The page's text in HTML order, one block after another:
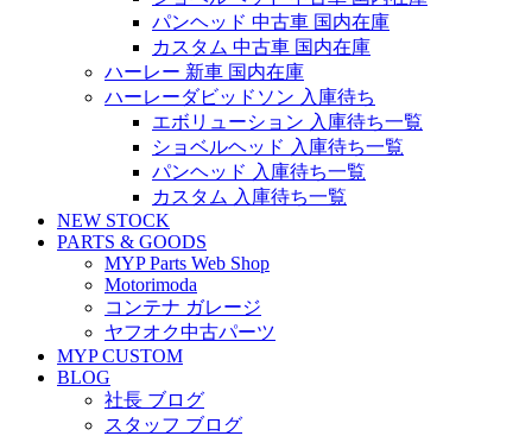
パンヘッド 中古車 国内在庫
カスタム 中古車 国内在庫
ハーレー 新車 国内在庫
ハーレーダビッドソン 入庫待ち
エボリューション 入庫待ち一覧
ショベルヘッド 入庫待ち一覧
パンヘッド 入庫待ち一覧
カスタム 入庫待ち一覧
NEW STOCK
PARTS & GOODS
MYP Parts Web Shop
Motorimoda
コンテナ ガレージ
ヤフオク中古パーツ
MYP CUSTOM
BLOG
社長 ブログ
スタッフ ブログ